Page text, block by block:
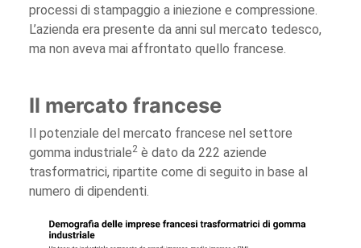
processi di stampaggio a iniezione e compressione.
L’azienda era presente da anni sul mercato tedesco,
ma non aveva mai affrontato quello francese.
Il mercato francese
Il potenziale del mercato francese nel settore
gomma industriale2 è dato da 222 aziende
trasformatrici, ripartite come di seguito in base al
numero di dipendenti.